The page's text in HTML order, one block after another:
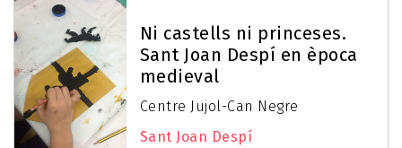
Ni castells ni princeses.
Sant Joan Despí en època
medieval
Centre Jujol-Can Negre
Sant Joan Despí